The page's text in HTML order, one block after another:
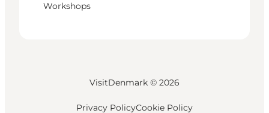
Workshops
VisitDenmark © 2026
Privacy PolicyCookie Policy